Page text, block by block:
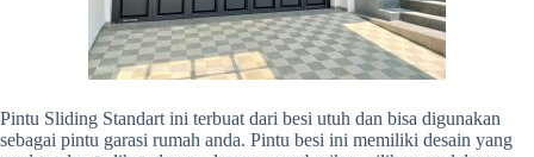
Pintu Sliding Standart ini terbuat dari besi utuh dan bisa digunakan
sebagai pintu garasi rumah anda. Pintu besi ini memiliki desain yang